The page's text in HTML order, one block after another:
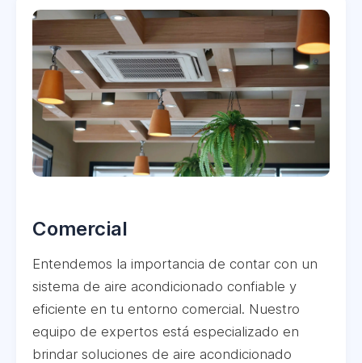
Comercial
Entendemos la importancia de contar con un
sistema de aire acondicionado confiable y
eficiente en tu entorno comercial. Nuestro
equipo de expertos está especializado en
brindar soluciones de aire acondicionado